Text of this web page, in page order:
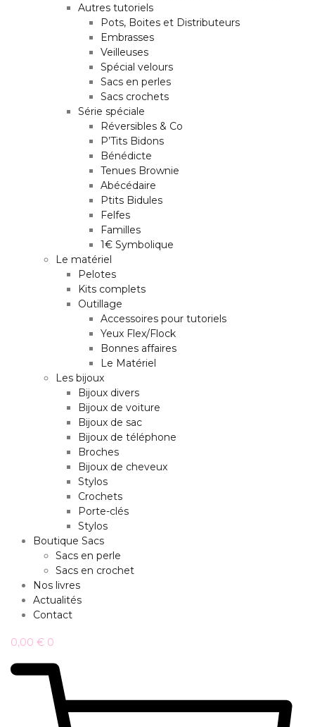
Autres tutoriels
Pots, Boites et Distributeurs
Embrasses
Veilleuses
Spécial velours
Sacs en perles
Sacs crochets
Série spéciale
Réversibles & Co
P’Tits Bidons
Bénédicte
Tenues Brownie
Abécédaire
Ptits Bidules
Felfes
Familles
1€ Symbolique
Le matériel
Pelotes
Kits complets
Outillage
Accessoires pour tutoriels
Yeux Flex/Flock
Bonnes affaires
Le Matériel
Les bijoux
Bijoux divers
Bijoux de voiture
Bijoux de sac
Bijoux de téléphone
Broches
Bijoux de cheveux
Stylos
Crochets
Porte-clés
Stylos
Boutique Sacs
Sacs en perle
Sacs en crochet
Nos livres
Actualités
Contact
0,00 € 0